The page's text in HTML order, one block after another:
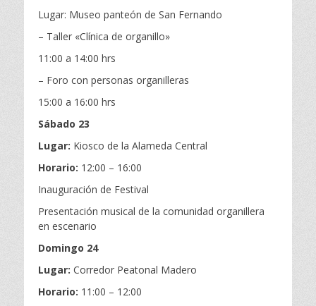
Lugar: Museo panteón de San Fernando
– Taller «Clínica de organillo»
11:00 a 14:00 hrs
– Foro con personas organilleras
15:00 a 16:00 hrs
Sábado 23
Lugar: Kiosco de la Alameda Central
Horario: 12:00 – 16:00
Inauguración de Festival
Presentación musical de la comunidad organillera
en escenario
Domingo 24
Lugar: Corredor Peatonal Madero
Horario: 11:00 – 12:00